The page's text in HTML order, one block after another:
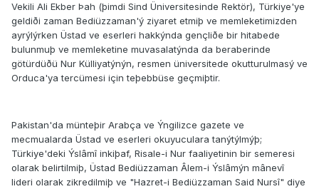
Vekili Ali Ekber Þah (þimdi Sind Üniversitesinde Rektör), Türkiye'ye
geldiði zaman Bediüzzaman'ý ziyaret etmiþ ve memleketimizden
ayrýlýrken Üstad ve eserleri hakkýnda gençliðe bir hitabede
bulunmuþ ve memleketine muvasalatýnda da beraberinde
götürdüðü Nur Külliyatýnýn, resmen üniversitede okutturulmasý ve
Orduca'ya tercümesi için teþebbüse geçmiþtir.
Pakistan'da münteþir Arabça ve Ýngilizce gazete ve
mecmualarda Üstad ve eserleri okuyuculara tanýtýlmýþ;
Türkiye'deki Ýslâmî inkiþaf, Risale-i Nur faaliyetinin bir semeresi
olarak belirtilmiþ, Üstad Bediüzzaman Âlem-i Ýslâmýn mânevî
lideri olarak zikredilmiþ ve "Hazret-i Bediüzzaman Said Nursî" diye